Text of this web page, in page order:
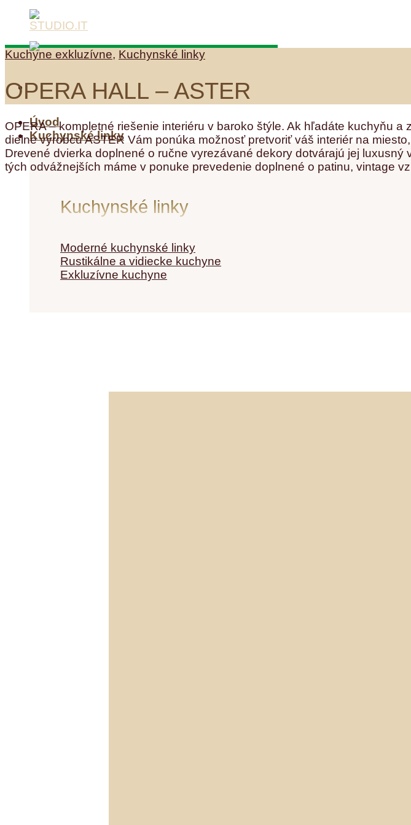
Úvod
Kuchynské linky
Kuchynské linky
Moderné kuchynské linky
Rustikálne a vidiecke kuchyne
Exkluzívne kuchyne
Kuchyne exkluzívne, Kuchynské linky
OPERA HALL – ASTER
OPERA – kompletné riešenie interiéru v baroko štýle. Ak hľadáte kuchyňu
dielne výrobcu ASTER Vám ponúka možnosť pretvoriť váš interiér na
Drevené dvierka doplnené o ručne vyrezávané dekory dotvárajú jej
tých odvážnejších máme v ponuke prevedenie doplnené o patinu, vintage